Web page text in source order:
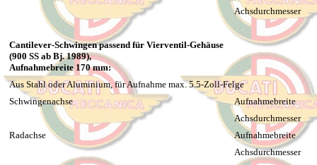
Achsdurchmesser
Cantilever-Schwingen passend für Vierventil-Gehäuse
(900 SS ab Bj. 1989),
Aufnahmebreite 170 mm:
Aus Stahl oder Aluminium, für Aufnahme max. 5.5-Zoll-Felge
Schwingenachse
Aufnahmebreite
Achsdurchmesser
Radachse
Aufnahmebreite
Achsdurchmesser